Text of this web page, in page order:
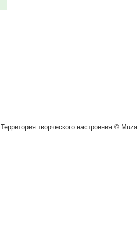
Территория творческого настроения ©